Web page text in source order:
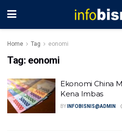
Home Tag eonomi
Tag: eonomi
Ekonomi China
Kena Imbas
BY INFOBISNIS@ADMIN